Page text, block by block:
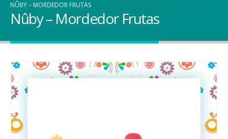
NÛBY – MORDEDOR FRUTAS
Nûby – Mordedor Frutas